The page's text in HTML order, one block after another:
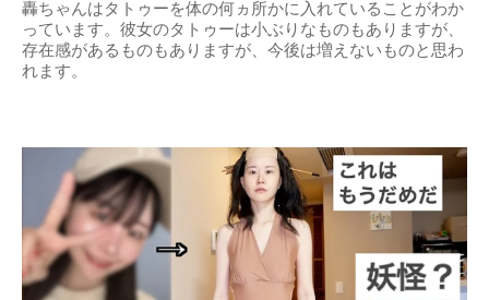
轟ちゃんはタトゥーを体の何ヵ所かに入れていることがわか
っています。彼女のタトゥーは小ぶりなものもありますが、
存在感があるものもありますが、今後は増えないものと思わ
れます。